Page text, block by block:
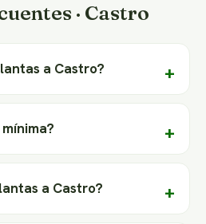
· Castro
a Castro?
a Castro?